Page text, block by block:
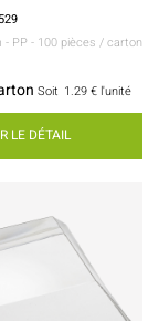
- PP - 100 pièces / carton
Soit 1.29 € l'unité
LE DÉTAIL